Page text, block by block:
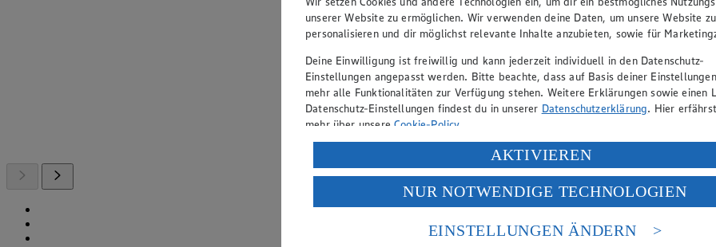
unserer Website zu ermöglichen. Wir verwenden deine Daten, um unsere Website zu
personalisieren und dir möglichst relevante Inhalte anzubieten, sowie für
Deine Einwilligung ist freiwillig und kann jederzeit individuell in den Datenschutz-
Einstellungen angepasst werden. Bitte beachte, dass auf Basis deiner
mehr alle Funktionalitäten zur Verfügung stehen. Weitere Erklärungen sowie einen
Datenschutz-Einstellungen findest du in unserer Datenschutzerklärung. Hier
mehr über unsereCookie-Policy.
Verarbeitung deiner personenbezogenen Daten in den USA durch Facebook und
Wenn du auf „Aktivieren“ klickst, willigst du im Sinne des Art. 49 Abs. 1 Satz 1 lit.
ein, dass deine Daten in den USA verarbeitet werden. Der EuGH sieht die USA als
einem nach europäischen Standards nicht angemessenen Datenschutzniveau an. Es
Risiko eines Zugriffs durch US-amerikanische Behörden.
AKTIVIEREN
NUR NOTWENDIGE TECHNOLOGIEN
EINSTELLUNGEN ÄNDERN